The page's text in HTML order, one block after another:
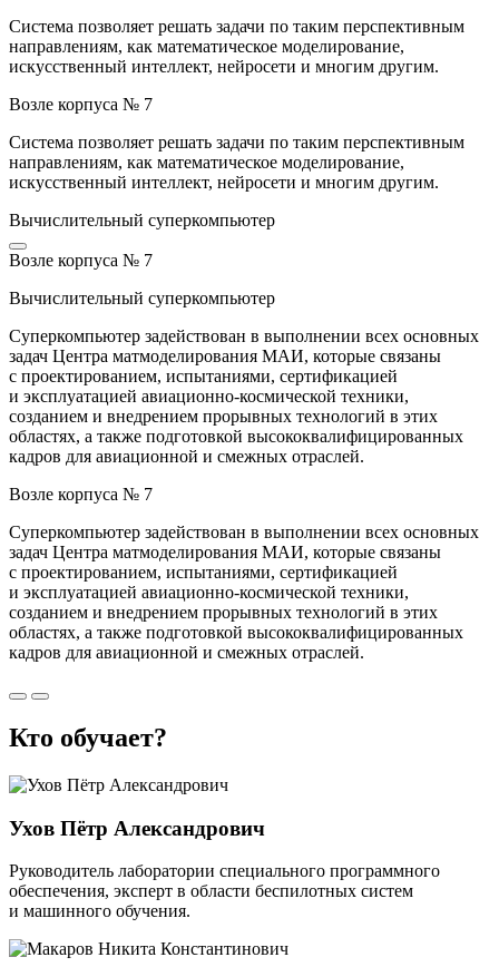
Система позволяет решать задачи по таким перспективным
направлениям, как математическое моделирование,
искусственный интеллект, нейросети и многим другим.
Возле корпуса № 7
Система позволяет решать задачи по таким перспективным
направлениям, как математическое моделирование,
искусственный интеллект, нейросети и многим другим.
Вычислительный суперкомпьютер
Возле корпуса № 7
Вычислительный суперкомпьютер
Суперкомпьютер задействован в выполнении всех основных
задач Центра матмоделирования МАИ, которые связаны
с проектированием, испытаниями, сертификацией
и эксплуатацией авиационно-космической техники,
созданием и внедрением прорывных технологий в этих
областях, а также подготовкой высококвалифицированных
кадров для авиационной и смежных отраслей.
Возле корпуса № 7
Суперкомпьютер задействован в выполнении всех основных
задач Центра матмоделирования МАИ, которые связаны
с проектированием, испытаниями, сертификацией
и эксплуатацией авиационно-космической техники,
созданием и внедрением прорывных технологий в этих
областях, а также подготовкой высококвалифицированных
кадров для авиационной и смежных отраслей.
Кто обучает?
Ухов Пётр Александрович
Руководитель лаборатории специального программного
обеспечения, эксперт в области беспилотных систем
и машинного обучения.